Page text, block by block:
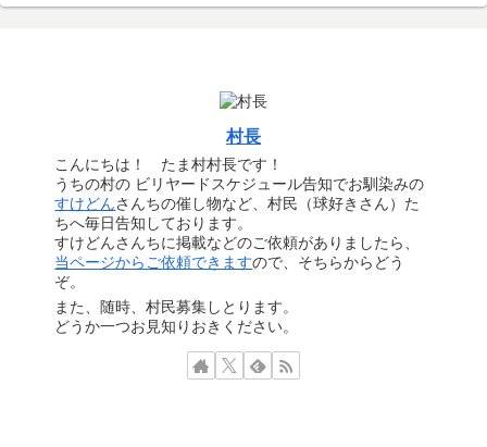
村長
こんにちは！ たま村村長です！
うちの村の ビリヤードスケジュール告知でお馴染みの
すけどんさんちの催し物など、村民（球好きさん）た
ちへ毎日告知しております。
すけどんさんちに掲載などのご依頼がありましたら、
当ページからご依頼できますので、そちらからどう
ぞ。
また、随時、村民募集しとります。
どうか一つお見知りおきください。